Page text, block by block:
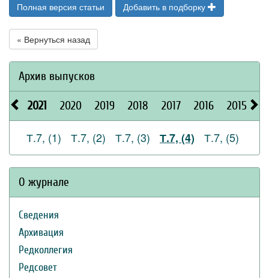
Полная версия статьи Добавить в подборку
« Вернуться назад
Архив выпусков
2021 2020 2019 2018 2017 2016 2015
Т.7, (1) Т.7, (2) Т.7, (3) Т.7, (4) Т.7, (5)
О журнале
Сведения
Архивация
Редколлегия
Редсовет